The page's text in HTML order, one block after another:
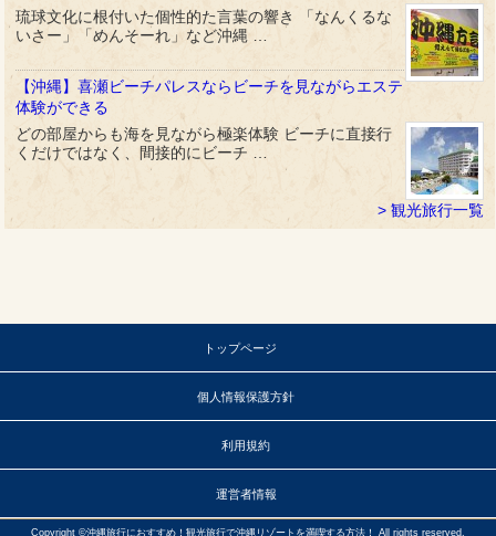
琉球文化に根付いた個性的た言葉の響き 「なんくるな
いさー」「めんそーれ」など沖縄 …
【沖縄】喜瀬ビーチパレスならビーチを見ながらエステ
体験ができる
どの部屋からも海を見ながら極楽体験 ビーチに直接行
くだけではなく、間接的にビーチ …
観光旅行一覧
トップページ
個人情報保護方針
利用規約
運営者情報
Copyright ©沖縄旅行におすすめ！観光旅行で沖縄リゾートを満喫する方法！ All rights reserved.